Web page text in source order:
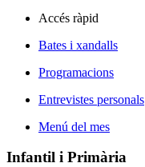
Accés ràpid
Bates i xandalls
Programacions
Entrevistes personals
Menú del mes
Infantil i Primària